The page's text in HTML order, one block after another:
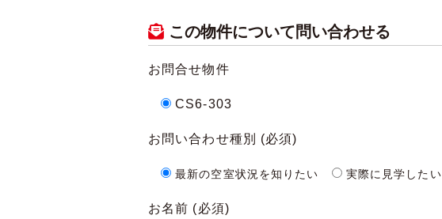
この物件について問い合わせる
お問合せ物件
CS6-303
お問い合わせ種別 (必須)
最新の空室状況を知りたい 実際に見学したい
お名前 (必須)